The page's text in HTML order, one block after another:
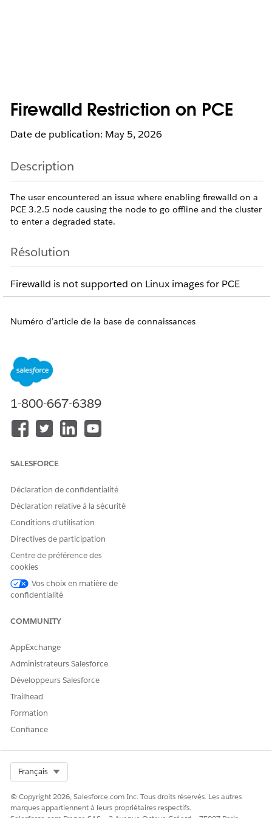
Firewalld Restriction on PCE
Date de publication: May 5, 2026
Description
The user encountered an issue where enabling firewalld on a
PCE 3.2.5 node causing the node to go offline and the cluster
to enter a degraded state.
Résolution
Firewalld is not supported on Linux images for PCE
Numéro d’article de la base de connaissances
Dites-nous ce que nous pouvons améliorer !
1-800-667-6389
SALESFORCE
Déclaration de confidentialité
Déclaration relative à la sécurité
Conditions d’utilisation
Directives de participation
Centre de préférence des
cookies
Vos choix en matière de
confidentialité
COMMUNITY
AppExchange
Administrateurs Salesforce
Développeurs Salesforce
Trailhead
Formation
Confiance
Français
© Copyright 2026, Salesforce.com Inc. Tous droits réservés. Les autres
marques appartiennent à leurs propriétaires respectifs.